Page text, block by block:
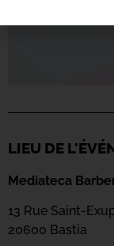
LIEU DE
Mediateca
13 Rue Saint-
20600 Bastia